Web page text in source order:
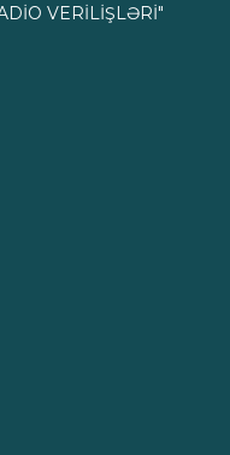
VERİLİŞLƏRİ"